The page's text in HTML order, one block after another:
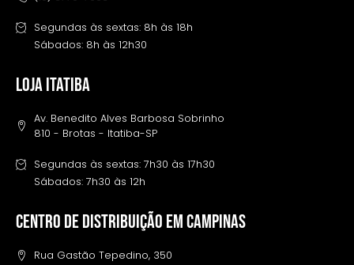
Segundas às sextas: 8h às 18h
Sábados: 8h às 12h30
LOJA ITATIBA
Av. Benedito Alves Barbosa Sobrinho
810 - Brotas - Itatiba-SP
Segundas às sextas: 7h30 às 17h30
Sábados: 7h30 às 12h
Centro de distribuição em campinas
Rua Gastão Tepedino, 350